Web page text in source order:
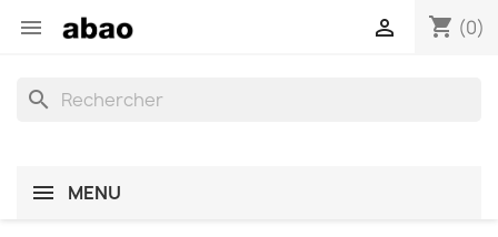
 shopping_cart (0)

search
MENU